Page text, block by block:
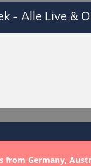
- Alle Live &
from Germany,